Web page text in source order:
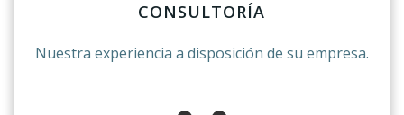
CONSULTORÍA
Nuestra experiencia a disposición de su empresa.